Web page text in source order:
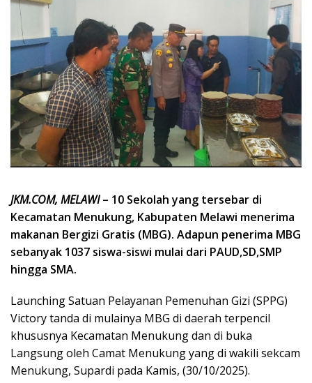
JKM.COM, MELAWI– 10 Sekolah yang tersebar di
Kecamatan Menukung, Kabupaten Melawi menerima
makanan Bergizi Gratis (MBG). Adapun penerima MBG
sebanyak 1037 siswa-siswi mulai dari PAUD,SD,SMP
hingga SMA.
Launching Satuan Pelayanan Pemenuhan Gizi (SPPG)
Victory tanda di mulainya MBG di daerah terpencil
khususnya Kecamatan Menukung dan di buka
Langsung oleh Camat Menukung yang di wakili sekcam
Menukung, Supardi pada Kamis, (30/10/2025).